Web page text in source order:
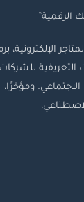
الرقمية”
الإلكترونية،
ومؤخرًا،